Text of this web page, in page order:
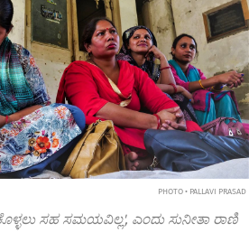
PHOTO • PALLAVI PRASAD
ಸಹ ಸಮಯವಿಲ್ಲ', ಎಂದು ಸುನೀತಾ ರಾಣಿ